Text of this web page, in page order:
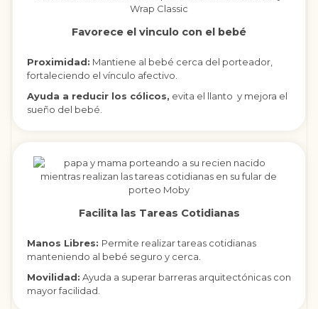
Favorece el vinculo con el bebé
Proximidad: Mantiene al bebé cerca del porteador,
fortaleciendo el vínculo afectivo.
Ayuda a reducir los cólicos, evita el llanto y mejora el
sueño del bebé.
Facilita las Tareas Cotidianas
Manos Libres: Permite realizar tareas cotidianas
manteniendo al bebé seguro y cerca.
Movilidad: Ayuda a superar barreras arquitectónicas con
mayor facilidad.